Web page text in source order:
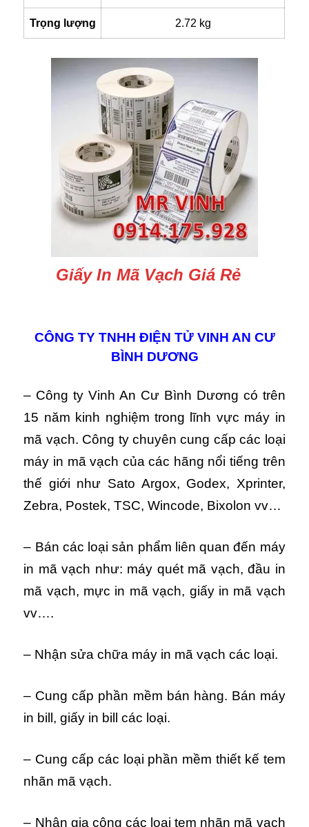
Trọng lượng 2.72 kg
Giấy In Mã Vạch Giá Rẻ
CÔNG TY TNHH ĐIỆN TỬ VINH AN CƯ
BÌNH DƯƠNG
– Công ty Vinh An Cư Bình Dương có trên
15 năm kinh nghiệm trong lĩnh vực máy in
mã vạch. Công ty chuyên cung cấp các loại
máy in mã vạch của các hãng nổi tiếng trên
thế giới như Sato Argox, Godex, Xprinter,
Zebra, Postek, TSC, Wincode, Bixolon vv…
– Bán các loại sản phẩm liên quan đến máy
in mã vạch như: máy quét mã vạch, đầu in
mã vạch, mực in mã vạch, giấy in mã vạch
vv….
– Nhận sửa chữa máy in mã vạch các loại.
– Cung cấp phần mềm bán hàng. Bán máy
in bill, giấy in bill các loại.
– Cung cấp các loại phần mềm thiết kế tem
nhãn mã vạch.
– Nhận gia công các loại tem nhãn mã vạch